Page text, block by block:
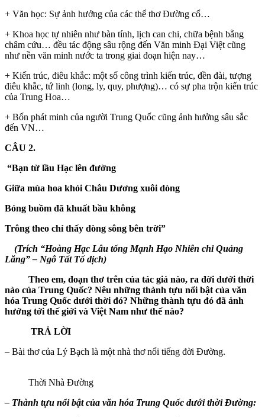
+ Văn học: Sự ảnh hưởng của các thể thơ Đường cổ…
+ Khoa học tự nhiên như bàn tính, lịch can chi, chữa bệnh bằng
châm cứu… đều tác động sâu rộng đến Văn minh Đại Việt cũng
như nền văn minh nước ta trong giai đoạn hiện nay…
+ Kiến trúc, điêu khắc: một số công trình kiến trúc, đền đài, tượng
điêu khắc, tứ linh (long, ly, quy, phượng)… có sự pha trộn kiến trúc
của Trung Hoa…
+ Bốn phát minh của người Trung Quốc cũng ảnh hưởng sâu sắc
đến VN…
CÂU 2.
“Bạn từ lầu Hạc lên đường
Giữa mùa hoa khói Châu Dương xuôi dòng
Bóng buồm đã khuất bầu không
Trông theo chỉ thấy dòng sông bên trời”
(Trích “Hoàng Hạc Lâu tống Mạnh Hạo Nhiên chi Quảng
Lăng” – Ngô Tất Tố dịch)
Theo em, đoạn thơ trên của tác giả nào, ra đời dưới thời
nào của Trung Quốc? Nêu những thành tựu nổi bật của văn
hóa Trung Quốc dưới thời đó? Những thành tựu đó đã ảnh
hưởng tới thế giới và Việt Nam như thế nào?
TRẢ LỜI
– Bài thơ của Lý Bạch là một nhà thơ nổi tiếng đời Đường.
Thời Nhà Đường
– Thành tựu nổi bật của văn hóa Trung Quốc dưới thời Đường: